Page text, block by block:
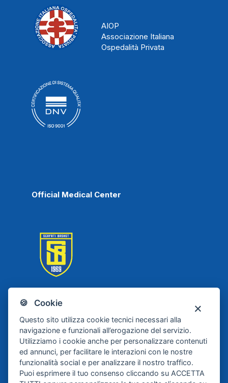
🍪 Cookie
Questo sito utilizza cookie tecnici necessari alla
navigazione e funzionali all’erogazione del servizio.
Utilizziamo i cookie anche per personalizzare contenuti
ed annunci, per facilitare le interazioni con le nostre
funzionalità social e per analizzare il nostro traffico.
Puoi esprimere il tuo consenso cliccando su ACCETTA
AIOP
Associazione Italiana
Ospedalità Privata
Official Medical Center
Scafati Basket